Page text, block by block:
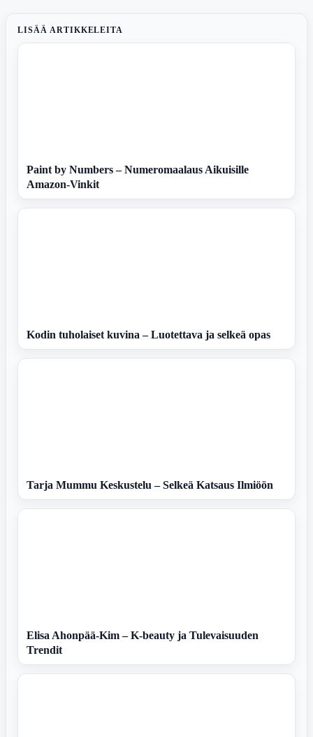
LISÄÄ ARTIKKELEITA
Paint by Numbers – Numeromaalaus Aikuisille
Amazon-Vinkit
Kodin tuholaiset kuvina – Luotettava ja selkeä opas
Tarja Mummu Keskustelu – Selkeä Katsaus Ilmiöön
Elisa Ahonpää-Kim – K-beauty ja Tulevaisuuden
Trendit